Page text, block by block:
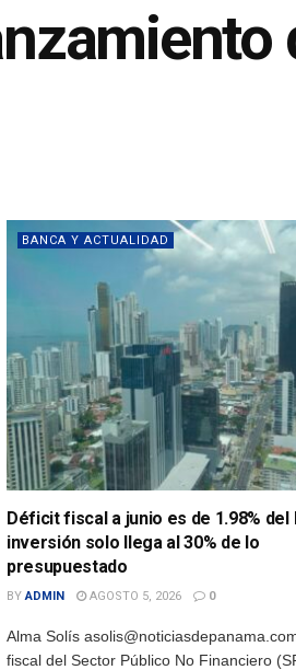
BANCA Y ACTUALIDAD
Déficit fiscal a junio es de 1.98% del
inversión solo llega al 30% de lo
presupuestado
BY ADMIN AGOSTO 5, 2026 0
Alma Solís
fiscal del Sector Público No Financiero